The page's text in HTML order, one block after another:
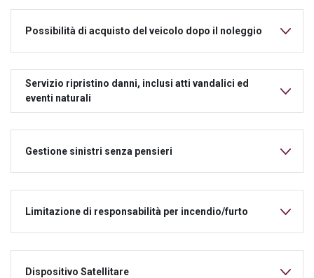
Possibilità di acquisto del veicolo dopo il noleggio
Servizio ripristino danni, inclusi atti vandalici ed
eventi naturali
Gestione sinistri senza pensieri
Limitazione di responsabilità per incendio/furto
Dispositivo Satellitare